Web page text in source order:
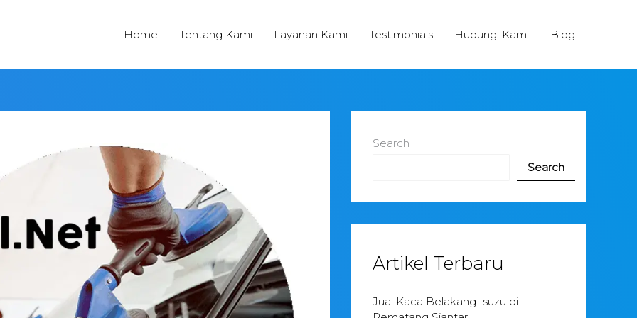
Home Tentang Kami Layanan Kami Testimonials Hubungi Kami Blog
Search
Search
Artikel Terbaru
Jual Kaca Belakang Isuzu di